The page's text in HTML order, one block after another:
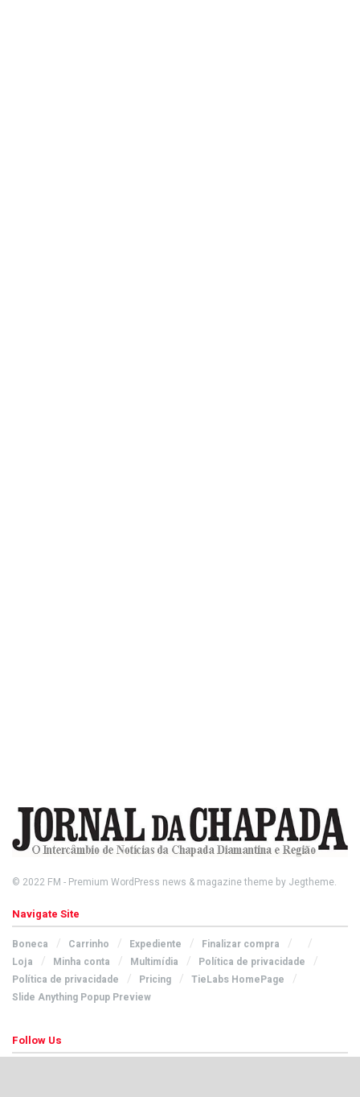
© 2022 FM - Premium WordPress news & magazine theme by Jegtheme.
Navigate Site
Boneca Carrinho Expediente
Finalizar compra
Loja
Minha conta Multimídia
Política de privacidade
Política de privacidade
Pricing
TieLabs HomePage
Slide Anything Popup Preview
Follow Us